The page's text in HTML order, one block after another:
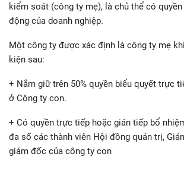
kiểm soát (công ty mẹ), là chủ thể có
động của doanh nghiệp.
Một công ty được xác định là công ty mẹ
kiện sau:
+ Nắm giữ trên 50% quyền biểu quyết trực
ở Công ty con.
+ Có quyền trực tiếp hoặc gián tiếp bổ
đa số các thành viên Hội đồng quản trị,
giám đốc của công ty con